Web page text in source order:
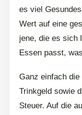
es viel
Wert auf eine
jene, die es sich
Essen passt,
Ganz einfach
Trinkgeld sowie
Steuer. Auf die